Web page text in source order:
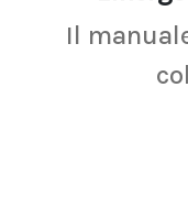
Il